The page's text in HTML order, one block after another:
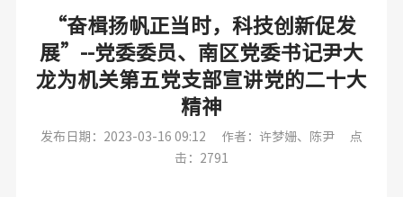
“奋楫扬帆正当时，科技创新促发
展”--党委委员、南区党委书记尹大
龙为机关第五党支部宣讲党的二十大
精神
发布日期：2023-03-16 09:12 作者：许梦姗、陈尹
点
击：2791